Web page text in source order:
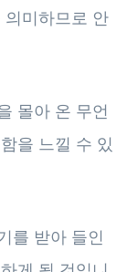
미하므로 안
몰아 온 무언
을 느낄 수 있
를 받아 들인